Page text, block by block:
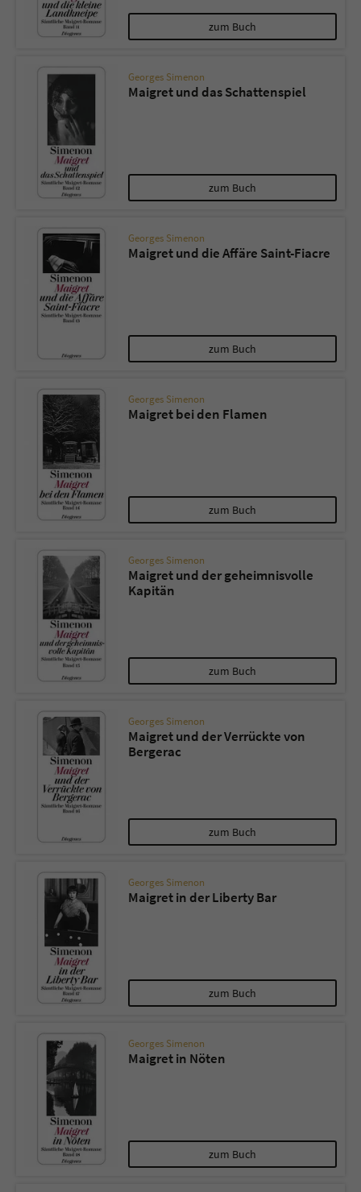
zum Buch
Georges Simenon
Maigret und das Schattenspiel
zum Buch
Georges Simenon
Maigret und die Affäre Saint-Fiacre
zum Buch
Georges Simenon
Maigret bei den Flamen
zum Buch
Georges Simenon
Maigret und der geheimnisvolle
Kapitän
zum Buch
Georges Simenon
Maigret und der Verrückte von
Bergerac
zum Buch
Georges Simenon
Maigret in der Liberty Bar
zum Buch
Georges Simenon
Maigret in Nöten
zum Buch